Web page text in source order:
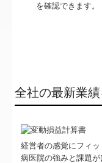
を確認できます。
全社の最新業
経営者の感覚にフィッ
病医院の強みと課題